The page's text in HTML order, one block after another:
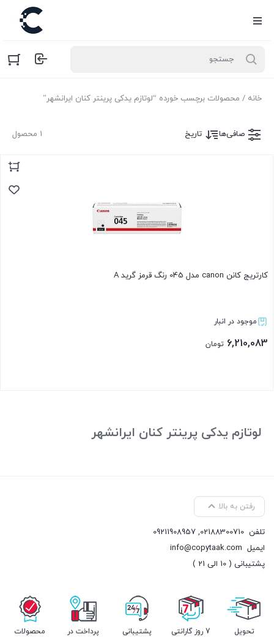
خانه / محصولات برچسب خورده “لوتازم یدکی پرینتر کنان ایرانشهر”
1 محصول صافی‌ها تاریخ
کارتریج کانن canon مدل 045 رنگ قرمز گرید A
موجود در انبار
6,210,083 تومان
لوتازم یدکی پرینتر کنان ایرانشهر
رفتن به بالا
تلفن 02188300710
,
09211908957
ایمیل info@copytaak.com
پشتیبانی ( 10 الی 21 )
تحویل
7 روز گارانتی
پشتیبانی
پرداخت در
محصولات